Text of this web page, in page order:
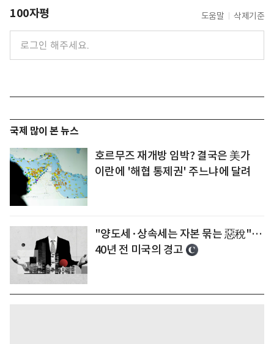
100자평 도움말 삭제기준
국제 많이 본 뉴스
호르무즈 재개방 임박? 결국은 美가
이란에 '해협 통제권' 주느냐에 달려
"양도세·상속세는 자본 묶는 惡稅"…
40년 전 미국의 경고